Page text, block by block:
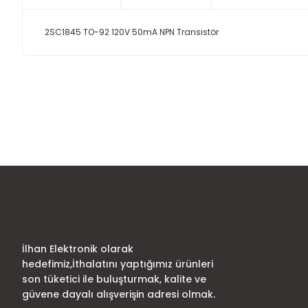
2SC1845 TO-92 120V 50mA NPN Transistör
Ürün bilgilerinde hatalar bulunuyor.
İlhan Elektronik olarak
hedefimiz,İthalatını yaptığımız ürünleri
son tüketici ile buluşturmak, kalite ve
güvene dayalı alışverişin adresi olmak.